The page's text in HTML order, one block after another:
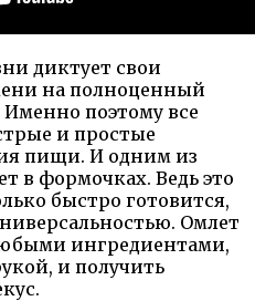
диктует свои
на полноценный
поэтому все
и простые
пищи. И одним из
в формочках. Ведь это
быстро готовится,
Омлет
ингредиентами,
и получить